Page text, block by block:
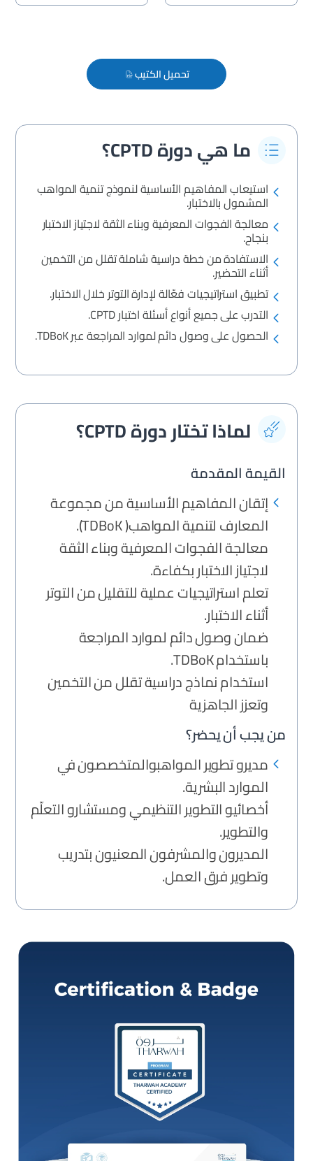
تحميل الكتيب
ما هي دورة CPTD؟
استيعاب المفاهيم الأساسية لنموذج تنمية المواهب
المشمول بالاختبار.
معالجة الفجوات المعرفية وبناء الثقة لاجتياز الاختبار
بنجاح.
الاستفادة من خطة دراسية شاملة تقلل من التخمين
أثناء التحضير.
تطبيق استراتيجيات فعّالة لإدارة التوتر خلال الاختبار.
التدرب على جميع أنواع أسئلة اختبار CPTD.
الحصول على وصول دائم لموارد المراجعة عبر TDBoK.
لماذا تختار دورة CPTD؟
القيمة المقدمة
إتقان المفاهيم الأساسية من مجموعة
المعارف لتنمية المواهب( TDBoK).
معالجة الفجوات المعرفية وبناء الثقة
لاجتياز الاختبار بكفاءة.
تعلم استراتيجيات عملية للتقليل من التوتر
أثناء الاختبار.
ضمان وصول دائم لموارد المراجعة
باستخدام TDBoK.
استخدام نماذج دراسية تقلل من التخمين
وتعزز الجاهزية
من يجب أن يحضر؟
مديرو تطوير المواهبوالمتخصصون في
الموارد البشرية.
أخصائيو التطوير التنظيمي ومستشارو التعلّم
والتطوير.
المديرون والمشرفون المعنيون بتدريب
وتطوير فرق العمل.